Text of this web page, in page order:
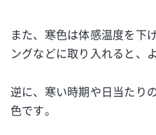
また、寒色は体感温度を下
ングなどに取り入れると、
逆に、寒い時期や日当たり
色です。